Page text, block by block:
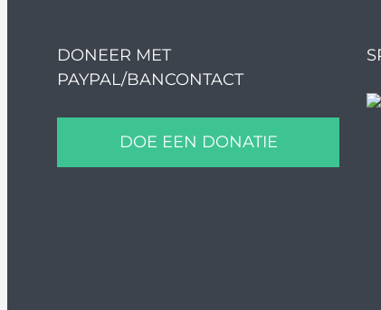
DONEER MET
PAYPAL/BANCONTACT
DOE EEN DONATIE